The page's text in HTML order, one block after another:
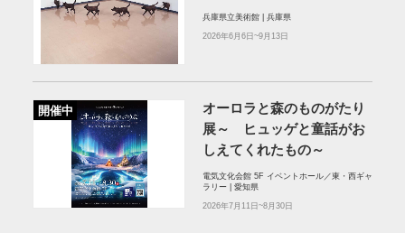
兵庫県立美術館 | 兵庫県
2026年6月6日~9月13日
開催中
オーロラと森のものがたり
展～ ヒュッゲと童話がお
しえてくれたもの～
電気文化会館 5F イベントホール／東・西ギャ
ラリー | 愛知県
2026年7月11日~8月30日